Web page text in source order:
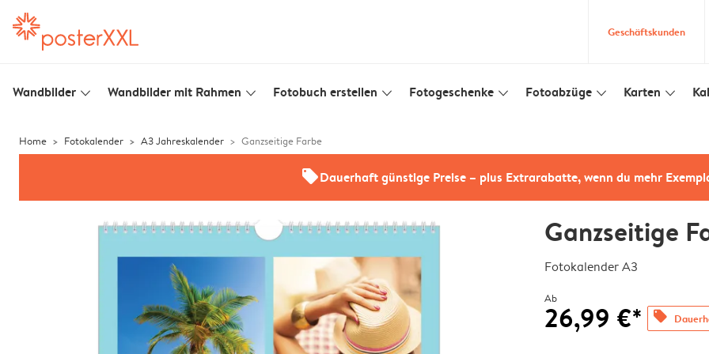
Geschäftskunden
Wandbilder slim_arrow_down Wandbilder mit Rahmen slim_arrow_down Fotobuch erstellen slim_arrow_down Fotogeschenke slim_arrow_down Fotoabzüge slim_arrow_down Karten slim_arrow_down
Home Fotokalender A3 Jahreskalender Ganzseitige Farbe
offersDauerhaft günstige Preise – plus Extrarabatte, wenn du mehr
Ganzseitige
Fotokalender A3
Ab
26,99 €* offers